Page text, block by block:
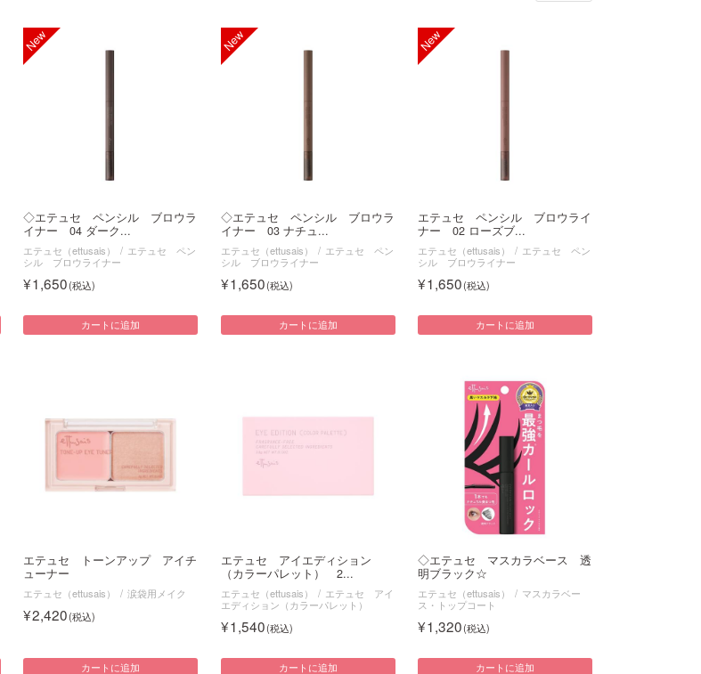
◇エテュセ ペンシル ブロウラ
イナー 04 ダーク...
エテュセ（ettusais）
エテュセ ペン
シル ブロウライナー
1,650
カートに追加
◇エテュセ ペンシル ブロウラ
イナー 03 ナチュ...
エテュセ（ettusais）
エテュセ ペン
シル ブロウライナー
1,650
カートに追加
エテュセ ペンシル ブロウライ
ナー 02 ローズブ...
エテュセ（ettusais）
エテュセ ペン
シル ブロウライナー
1,650
カートに追加
エテュセ トーンアップ アイチ
ューナー
エテュセ（ettusais） 涙袋用メイク
2,420
カートに追加
エテュセ アイエディション
（カラーパレット） 2...
エテュセ（ettusais）
エテュセ アイ
エディション（カラーパレット）
1,540
カートに追加
◇エテュセ マスカラベース 透
明ブラック☆
エテュセ（ettusais）
マスカラベー
ス・トップコート
1,320
カートに追加